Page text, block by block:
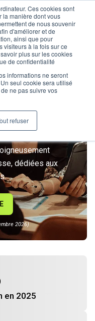
Ces cookies sont
la manière dont vous
de nous souvenir
d'améliorer et de
ainsi que pour
visiteurs à la fois sur ce
plus sur les cookies
de confidentialité
informations ne seront
seul cookie sera utilisé
ne pas suivre vos
refuser
ENTRE
ÈRE
dédiées aux
2026)
en 2025